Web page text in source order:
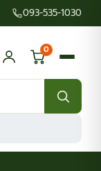
093-535-1030
0